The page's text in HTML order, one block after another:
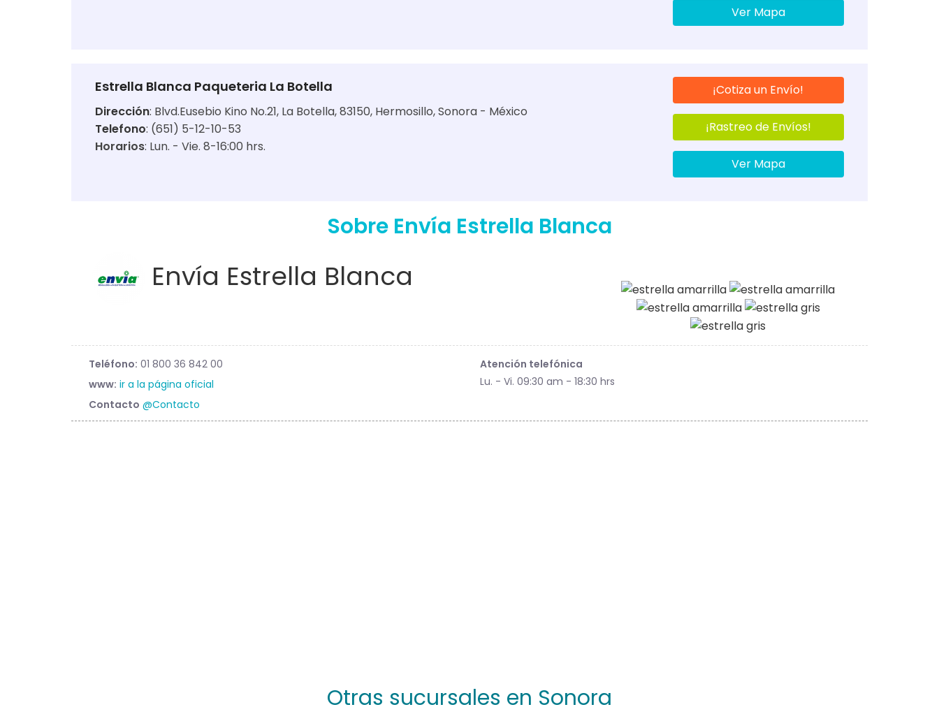
Ver Mapa
Estrella Blanca Paqueteria La Botella
Dirección: Blvd.Eusebio Kino No.21, La Botella, 83150, Hermosillo, Sonora - México
Telefono: (651) 5-12-10-53
Horarios: Lun. - Vie. 8-16:00 hrs.
¡Cotiza un Envío!
¡Rastreo de Envíos!
Ver Mapa
Sobre Envía Estrella Blanca
Envía Estrella Blanca
Teléfono: 01 800 36 842 00
www: ir a la página oficial
Contacto @Contacto
Atención telefónica
Lu. - Vi. 09:30 am - 18:30 hrs
Otras sucursales en Sonora